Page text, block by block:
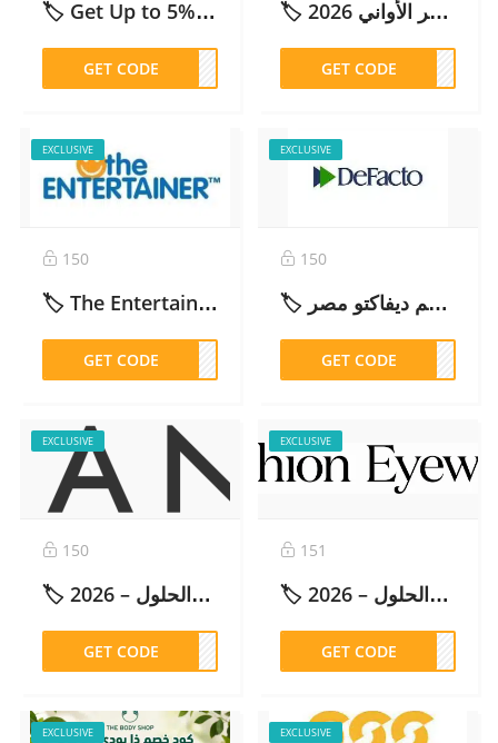
🏷️ Get Up to 5% OFF Sitewide — UBUY Discount Code (UBDCM990) | كود خصم يو باي – 2026
GET CODEM990
🏷️ كود خصم قصر الأواني 2026 (QA036) | خصم 10% شامل كل الموقع
GET CODEA036
EXCLUSIVE
150
🏷️ The Entertainer Coupon Code (REJU10) : Get 10% Off Subscriptions – 2026
GET CODEJU10
EXCLUSIVE
150
🏷️ كود خصم ديفاكتو مصر IF80 اليوم: خصم 10% على كل المنتجات (تحديث اليوم) – 2026
GET CODE
EXCLUSIVE
150
🏷️ كود أمريكان إيجل مصر مرفوض: الأسباب والحلول – 2026
GET CODEDCB1
EXCLUSIVE
151
🏷️ كود خصم فاشن آي وير ما ينطبق: الأسباب والحلول – 2026
GET CODEFW58
EXCLUSIVE EXCLUSIVE